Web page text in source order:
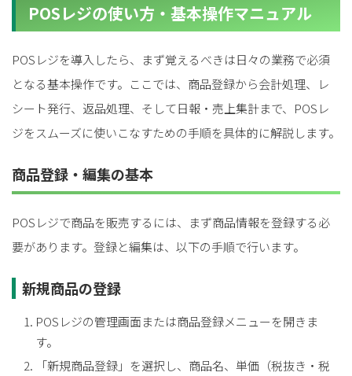
POSレジの使い方・基本操作マニュアル
POSレジを導入したら、まず覚えるべきは日々の業務で必須
となる基本操作です。ここでは、商品登録から会計処理、レ
シート発行、返品処理、そして日報・売上集計まで、POSレ
ジをスムーズに使いこなすための手順を具体的に解説します。
商品登録・編集の基本
POSレジで商品を販売するには、まず商品情報を登録する必
要があります。登録と編集は、以下の手順で行います。
新規商品の登録
POSレジの管理画面または商品登録メニューを開きま
す。
「新規商品登録」を選択し、商品名、単価（税抜き・税